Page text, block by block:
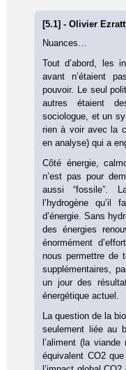
[5.1] - Olivier
Nuances…
Tout d’abord, les
avant n’étaient
pouvoir. Le seul
autres étaient
sociologue, et un
rien à voir avec la
en analyse) qui a
Côté énergie,
n’est pas pour
aussi “fossile”.
l’hydrogène
d’énergie. Sans
des énergies
énormément
nous permettre de
supplémentaires,
un jour des
énergétique actuel.
La question de la
seulement liée au
l’aliment (la
équivalent CO2